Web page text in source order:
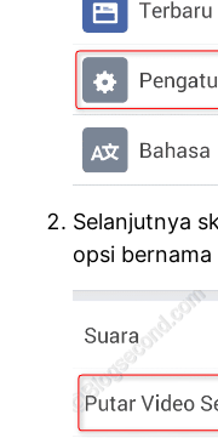
Selanjutnya
opsi bernama